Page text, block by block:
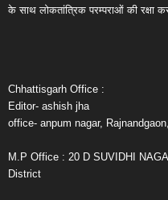
के साथ लोकतांत्रिक परम्पराओं की रक्षा
Chhattisgarh Office :
Editor- ashish jha
office- anpum nagar,
M.P Office : 20 D SUVIDHI
District